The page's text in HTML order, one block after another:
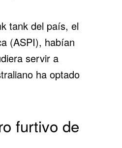
tank del país, el
(ASPI), habían
servir a
ha optado
furtivo de